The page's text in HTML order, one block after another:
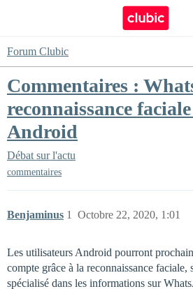
Forum Clubic
Commentaires :
reconnaissance
Android
Débat sur l'actu
commentaires
Benjaminus Octobre 22, 2020, 1:01
1
Les utilisateurs Android pourront
compte grâce à la reconnaissance
spécialisé dans les informations sur